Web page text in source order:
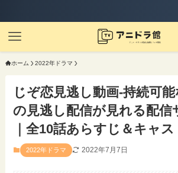
ホーム 2022年ドラマ
じぞ恋見逃し動画-持続可
の見逃し配信が見れる配信
｜全10話あらすじ＆キャス
2022年ドラマ 2022年7月7日